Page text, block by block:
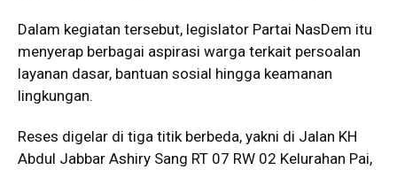
Dalam kegiatan tersebut, legislator Partai NasDem itu
menyerap berbagai aspirasi warga terkait persoalan
layanan dasar, bantuan sosial hingga keamanan
lingkungan.
Reses digelar di tiga titik berbeda, yakni di Jalan KH
Abdul Jabbar Ashiry Sang RT 07 RW 02 Kelurahan Pai,